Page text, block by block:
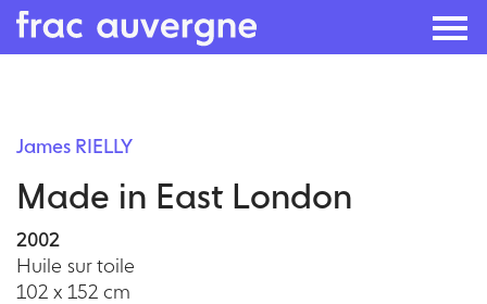
content
James RIELLY
Made in East London
2002
Huile sur toile
102 x 152 cm